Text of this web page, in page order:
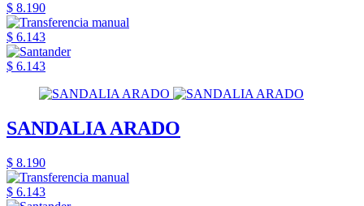
$ 8.190
$ 6.143
$ 6.143
SANDALIA ARADO
$ 8.190
$ 6.143